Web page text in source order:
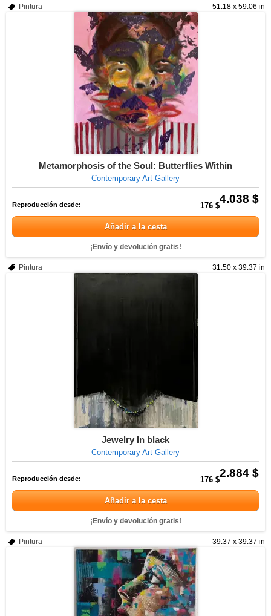
51.18 x 59.06 in
Pintura
Metamorphosis of the Soul: Butterflies Within
Contemporary Art Gallery
4.038 $
Reproducción desde: 176 $
Añadir a la cesta
¡Envío y devolución gratis!
31.50 x 39.37 in
Pintura
Jewelry In black
Contemporary Art Gallery
2.884 $
Reproducción desde: 176 $
Añadir a la cesta
¡Envío y devolución gratis!
39.37 x 39.37 in
Pintura